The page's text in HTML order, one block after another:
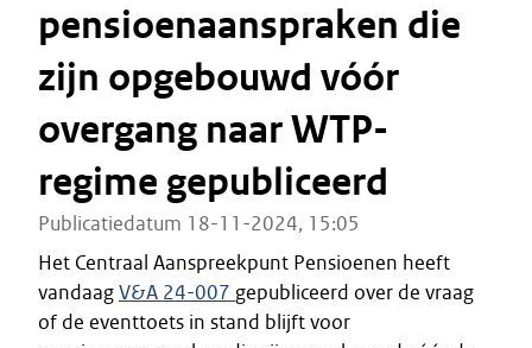
pensioenaanspraken die
zijn opgebouwd vóór
overgang naar WTP-
regime gepubliceerd
Publicatiedatum 18-11-2024, 15:05
Het Centraal Aanspreekpunt Pensioenen heeft
vandaagV&A 24-007 gepubliceerd over de vraag
of de eventtoets in stand blijft voor